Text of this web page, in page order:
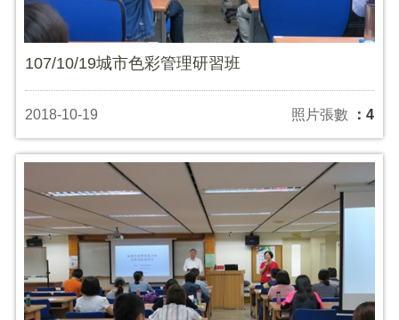
107/10/19城市色彩管理研習班
2018-10-19 照片張數 ：4